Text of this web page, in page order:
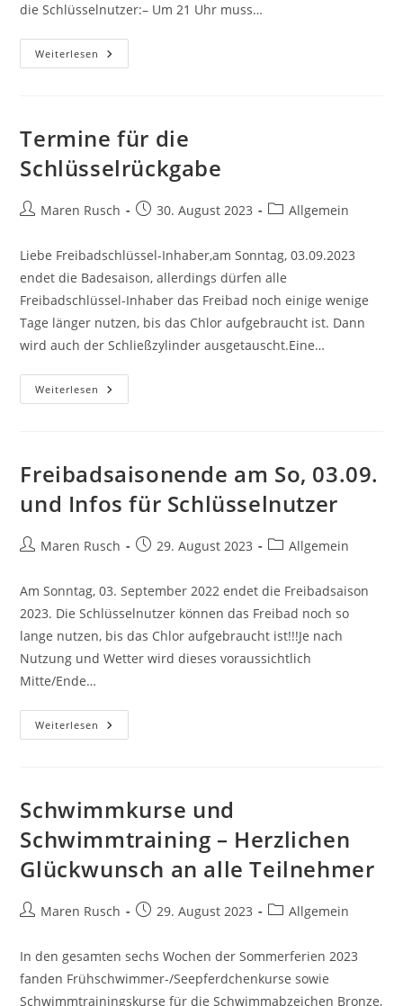
die Schlüsselnutzer:– Um 21 Uhr muss…
Weiterlesen Das
Freibad
Geschlossen
…
Termine für die
Schlüsselrückgabe
Beitrags-
Maren Rusch
Beitrag30. August 2023
Beitrags-
Allgemein
Liebe Freibadschlüssel-Inhaber,am Sonntag, 03.09.2023
endet die Badesaison, allerdings dürfen alle
Freibadschlüssel-Inhaber das Freibad noch einige wenige
Tage länger nutzen, bis das Chlor aufgebraucht ist. Dann
wird auch der Schließzylinder ausgetauscht.Eine…
Weiterlesen Termine
Für
Freibadsaisonende am So, 03.09.
und Infos für Schlüsselnutzer
Beitrags-
Maren Rusch
Beitrag29. August 2023
Beitrags-
Allgemein
Am Sonntag, 03. September 2022 endet die Freibadsaison
2023. Die Schlüsselnutzer können das Freibad noch so
lange nutzen, bis das Chlor aufgebraucht ist!!!Je nach
Nutzung und Wetter wird dieses voraussichtlich
Mitte/Ende…
Weiterlesen Freibadsaisonende
Am
Schlüsselnutzer
Schwimmkurse und
Schwimmtraining – Herzlichen
Glückwunsch an alle Teilnehmer
Beitrags-
Maren Rusch
Beitrag29. August 2023
Beitrags-
Allgemein
In den gesamten sechs Wochen der Sommerferien 2023
fanden Frühschwimmer-/Seepferdchenkurse sowie
Schwimmtrainingskurse für die Schwimmabzeichen Bronze,